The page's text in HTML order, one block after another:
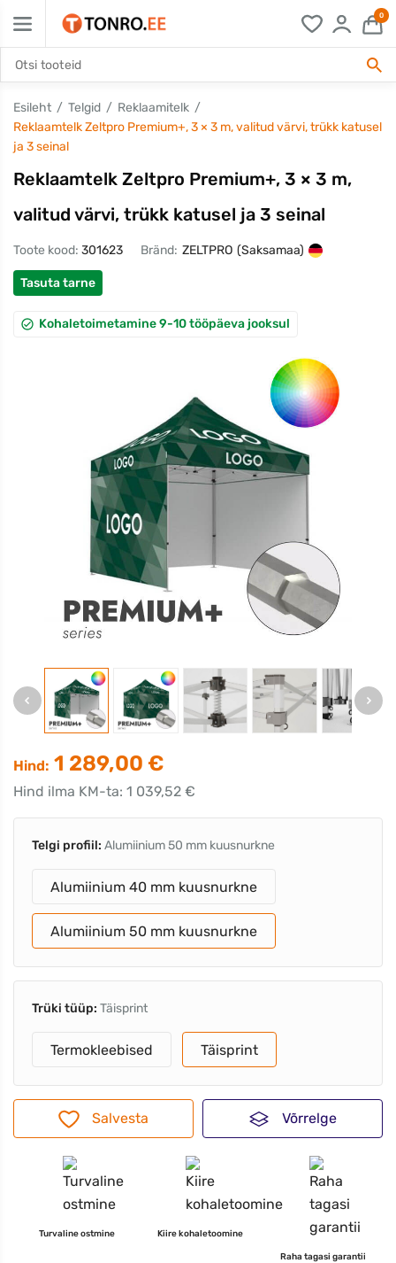
0
Esileht Telgid
Reklaamitelk
Reklaamtelk Zeltpro Premium+, 3 × 3 m, valitud värvi, trükk katusel
ja 3 seinal
Reklaamtelk Zeltpro Premium+, 3 × 3 m,
valitud värvi, trükk katusel ja 3 seinal
Toote kood: 301623 Bränd: ZELTPRO (Saksamaa)
Tasuta tarne
Kohaletoimetamine 9-10 tööpäeva jooksul
Hind: 1 289,00 €
Hind ilma KM-ta: 1 039,52 €
Telgi profiil: Alumiinium 50 mm kuusnurkne
Alumiinium 40 mm kuusnurkne
Alumiinium 50 mm kuusnurkne
Trüki tüüp: Täisprint
Termokleebised Täisprint
Salvesta Võrrelge
Turvaline ostmine Kiire kohaletoomine
Raha tagasi garantii